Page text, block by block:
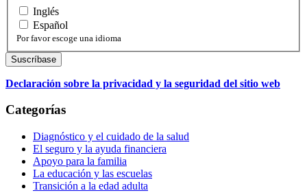
Inglés
Español
Por favor escoge una idioma
Declaración sobre la privacidad y la seguridad del sitio web
Categorías
Diagnóstico y el cuidado de la salud
El seguro y la ayuda financiera
Apoyo para la familia
La educación y las escuelas
Transición a la edad adulta